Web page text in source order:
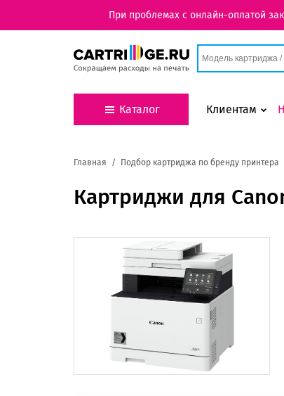
При проблемах с онлайн-оплатой
Каталог Клиентам
Главная Подбор картриджа по бренду принтера
Картриджи для